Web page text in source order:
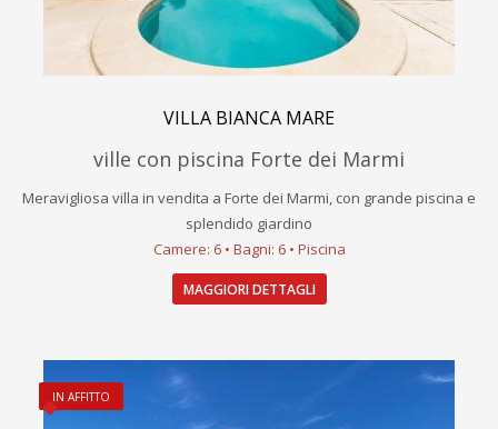
VILLA BIANCA MARE
ville con piscina Forte dei Marmi
Meravigliosa villa in vendita a Forte dei Marmi, con grande piscina e
splendido giardino
Camere: 6 • Bagni: 6 • Piscina
MAGGIORI DETTAGLI
IN AFFITTO